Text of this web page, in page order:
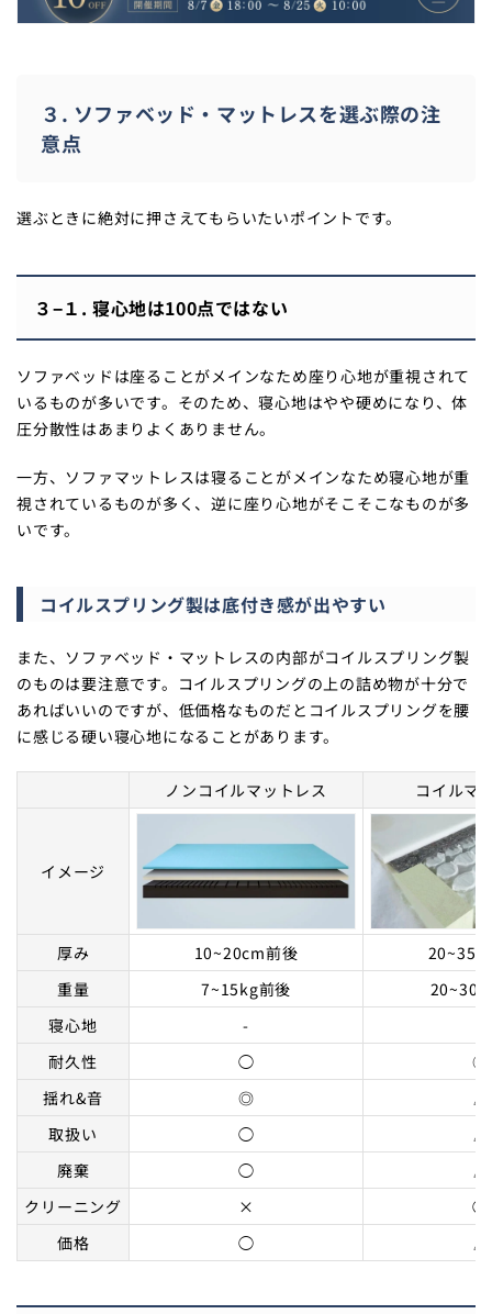
３. ソファベッド・マットレスを選ぶ際の注
意点
選ぶときに絶対に押さえてもらいたいポイントです。
３−１. 寝心地は100点ではない
ソファベッドは座ることがメインなため座り心地が重視されて
いるものが多いです。そのため、寝心地はやや硬めになり、体
圧分散性はあまりよくありません。
一方、ソファマットレスは寝ることがメインなため寝心地が重
視されているものが多く、逆に座り心地がそこそこなものが多
いです。
コイルスプリング製は底付き感が出やすい
また、ソファベッド・マットレスの内部がコイルスプリング製
のものは要注意です。コイルスプリングの上の詰め物が十分で
あればいいのですが、低価格なものだとコイルスプリングを腰
に感じる硬い寝心地になることがあります。
ノンコイルマットレス コイルマ
イメージ
厚み 10~20cm前後
重量
7~15kg前後
寝心地
-
耐久性
◯
◎
揺れ&音
◎
△
取扱い
◯
△
廃棄
◯
△
クリーニング
×
◯
価格
◯ △